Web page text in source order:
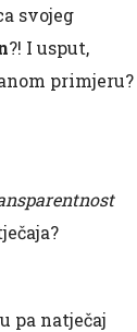
svojeg
?! I usput,
primjeru?
pa natječaj